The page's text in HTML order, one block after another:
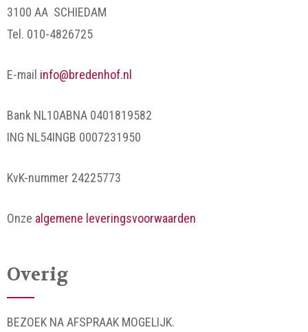
3100 AA SCHIEDAM
Tel. 010-4826725
E-mail info@bredenhof.nl
Bank NL10ABNA 0401819582
ING NL54INGB 0007231950
KvK-nummer 24225773
Onze algemene leveringsvoorwaarden
Overig
BEZOEK NA AFSPRAAK MOGELIJK.